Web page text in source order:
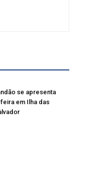
se apresenta
em Ilha das